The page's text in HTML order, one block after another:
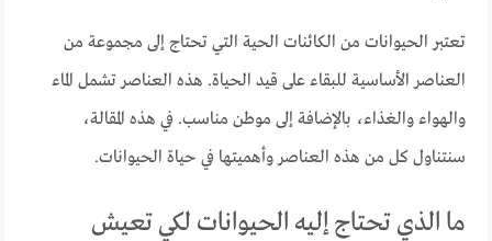
تعتبر الحيوانات من الكائنات الحية التي تحتاج إلى مجموعة من
العناصر الأساسية للبقاء على قيد الحياة. هذه العناصر تشمل الماء
والهواء والغذاء، بالإضافة إلى موطن مناسب. في هذه المقالة،
سنتناول كل من هذه العناصر وأهميتها في حياة الحيوانات.
ما الذي تحتاج إليه الحيوانات لكي تعيش